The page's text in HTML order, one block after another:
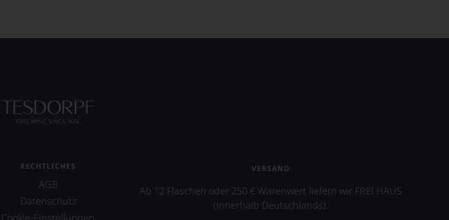
RECHTLICHES
AGB
Datenschutz
VERSAND
Ab 12 Flaschen oder 250 € Warenwert liefern wir FREI HAUS
(innerhalb Deutschlands).